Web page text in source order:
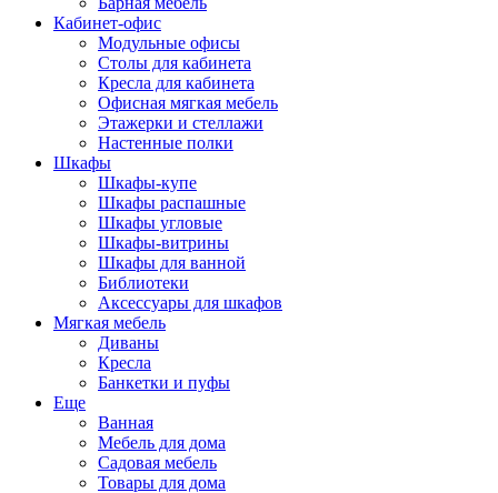
Кабинет-офис
Модульные офисы
Столы для кабинета
Кресла для кабинета
Офисная мягкая мебель
Этажерки и стеллажи
Настенные полки
Шкафы
Шкафы-купе
Шкафы распашные
Шкафы угловые
Шкафы-витрины
Шкафы для ванной
Библиотеки
Аксессуары для шкафов
Мягкая мебель
Диваны
Кресла
Банкетки и пуфы
Еще
Ванная
Мебель для дома
Садовая мебель
Товары для дома